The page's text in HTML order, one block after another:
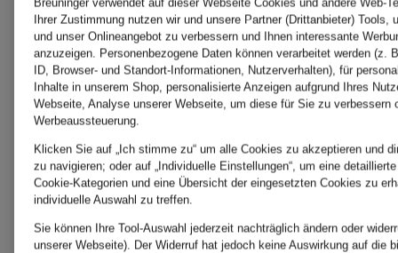
1.250 €
Breuninger verwendet auf dieser Webseite Cookies und andere Web-
Ihrer Zustimmung nutzen wir und unsere Partner (Drittanbieter) Tools,
und unser Onlineangebot zu verbessern und Ihnen interessante
anzuzeigen. Personenbezogene Daten können verarbeitet werden (z.
ID, Browser- und Standort-Informationen, Nutzerverhalten), für
Inhalte in unserem Shop, personalisierte Anzeigen aufgrund Ihres
Webseite, Analyse unserer Webseite, um diese für Sie zu verbessern
Werbeaussteuerung.
Klicken Sie auf „Ich stimme zu“ um alle Cookies zu akzeptieren und
zu navigieren; oder auf „Individuelle Einstellungen“, um eine
Cookie-Kategorien und eine Übersicht der eingesetzten Cookies zu
individuelle Auswahl zu treffen.
Sie können Ihre Tool-Auswahl jederzeit nachträglich ändern oder
unserer Webseite). Der Widerruf hat jedoch keine Auswirkung auf die